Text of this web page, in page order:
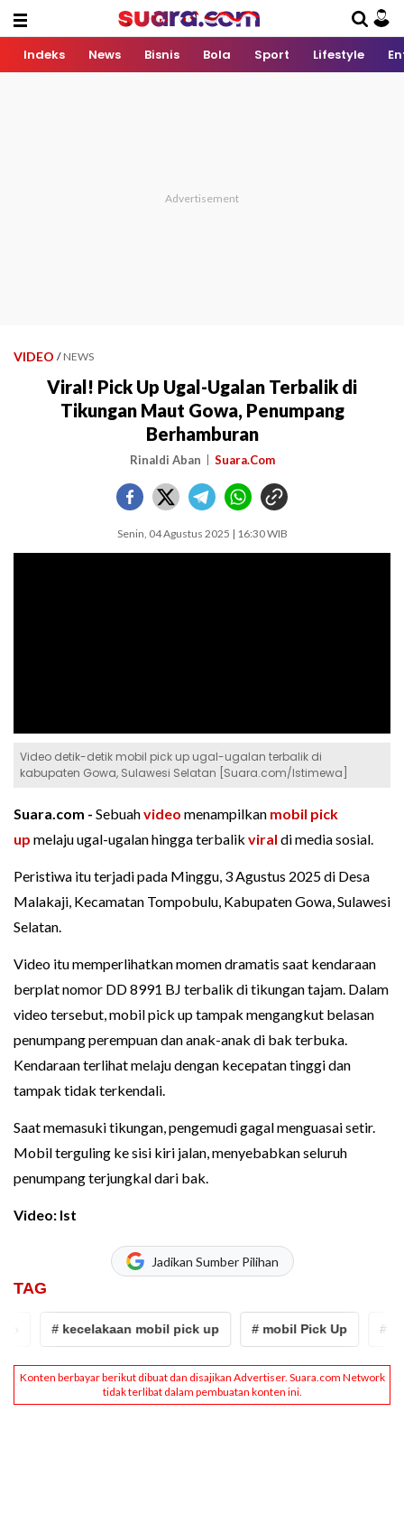
Indeks News Bisnis Bola Sport Lifestyle
VIDEO / NEWS
Viral! Pick Up Ugal-Ugalan Terbalik di
Tikungan Maut Gowa, Penumpang
Berhamburan
Rinaldi Aban Suara.Com
Senin, 04 Agustus 2025 | 16:30 WIB
Video detik-detik mobil pick up ugal-ugalan terbalik di
kabupaten Gowa, Sulawesi Selatan [Suara.com/Istimewa]
Suara.com - Sebuahvideo menampilkan mobil pick
up melaju ugal-ugalan hingga terbalik viral di media sosial.
Peristiwa itu terjadi pada Minggu, 3 Agustus 2025 di Desa
Malakaji, Kecamatan Tompobulu, Kabupaten Gowa, Sulawesi
Selatan.
Video itu memperlihatkan momen dramatis saat kendaraan
berplat nomor DD 8991 BJ terbalik di tikungan tajam. Dalam
video tersebut, mobil pick up tampak mengangkut belasan
penumpang perempuan dan anak-anak di bak terbuka.
Kendaraan terlihat melaju dengan kecepatan tinggi dan
tampak tidak terkendali.
Saat memasuki tikungan, pengemudi gagal menguasai setir.
Mobil terguling ke sisi kiri jalan, menyebabkan seluruh
penumpang terjungkal dari bak.
Video: Ist
Jadikan Sumber Pilihan
TAG
# kecelakaan mobil pick up # mobil Pick Up #